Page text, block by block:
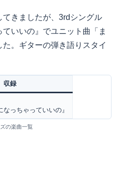
てきましたが、3rdシングル
ていいの』でユニット曲「ま
。ギターの弾き語りスタイ
収録
なっちゃっていいの』
の楽曲一覧